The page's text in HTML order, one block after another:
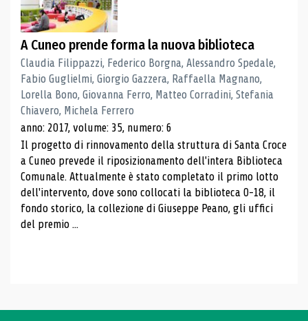
A Cuneo prende forma la nuova biblioteca
Claudia Filippazzi, Federico Borgna, Alessandro Spedale,
Fabio Guglielmi, Giorgio Gazzera, Raffaella Magnano,
Lorella Bono, Giovanna Ferro, Matteo Corradini, Stefania
Chiavero, Michela Ferrero
anno: 2017, volume: 35, numero: 6
Il progetto di rinnovamento della struttura di Santa Croce
a Cuneo prevede il riposizionamento dell'intera Biblioteca
Comunale. Attualmente è stato completato il primo lotto
dell'intervento, dove sono collocati la biblioteca 0-18, il
fondo storico, la collezione di Giuseppe Peano, gli uffici
del premio ...